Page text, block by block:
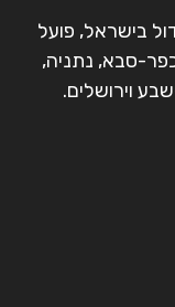
בישראל, פועל
סבא, נתניה,
וירושלים.